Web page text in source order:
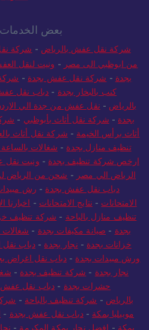
بعض الخدمات
شركة نقل عفش بالرياض - شركة
من ابوظبي الى مصر - ونيت لنقل
بجدة - شركة نقل عفش بجدة -
كنب بالبخار بجدة - دباب نقل
بالرياض - نقل عفش من جدة الي
بجدة - شركة نقل أثاث بأبوظبي -
أثاث برأس الخيمة - شركة نقل أثاث
تنظيف منازل بجدة - شغالات
ارخص شركة تنظيف بجدة - ونيت نقل
الرياض الي مصر - شحن من الرياض
دباب نقل عفش بجدة - رش
الامتحانات - نتايج الامتحانات - اخبارنا
تنظيف منازل بالباحة - شركة تنظيف
بجدة - صيانة مكيفات بجدة - شغالات
خزانات بجدة - نجار بجدة - دباب نقل
ورش مبيدات بجدة -دباب نقل اغراض
نجار بجدة - شركة تنظيف بجدة -
حشرات بجدة - دباب نقل
بالرياض - شركة تنظيف بالباحة -
موبيليا بمكة -دباب نقل عفش بجدة -
بمكة - افضل نجار بمكة المكرمة -